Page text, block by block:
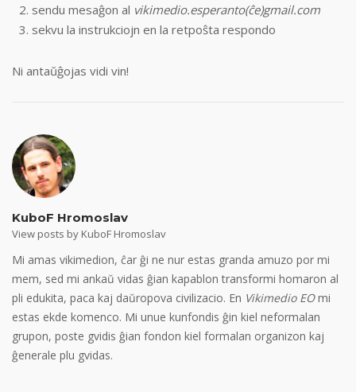
sendu mesaĝon al vikimedio.esperanto(ĉe)gmail.com
sekvu la instrukciojn en la retpoŝta respondo
Ni antaŭĝojas vidi vin!
KuboF Hromoslav
View posts by KuboF Hromoslav
Mi amas vikimedion, ĉar ĝi ne nur estas granda amuzo por mi
mem, sed mi ankaŭ vidas ĝian kapablon transformi homaron al
pli edukita, paca kaj daŭropova civilizacio. En Vikimedio EOmi
estas ekde komenco. Mi unue kunfondis ĝin kiel neformalan
grupon, poste gvidis ĝian fondon kiel formalan organizon kaj
ĝenerale plu gvidas.